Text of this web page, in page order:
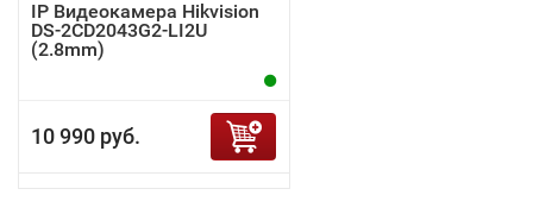
IP Видеокамера Hikvision
DS-2CD2043G2-LI2U
(2.8mm)
10 990 руб.